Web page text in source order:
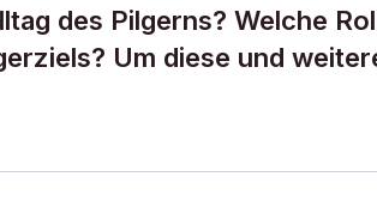
des Pilgerns? Welche
Um diese und